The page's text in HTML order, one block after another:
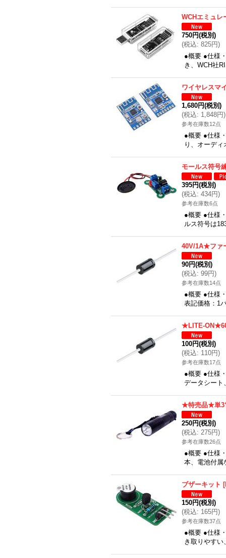
WCHエミュレ
750円(税別)
(税込: 825円)
●概要 ●仕様
き、WCH社
ワイヤレスマ
1,680円(税別)
(税込: 1,848円)
参考在庫数12点
●概要 ●仕様
り、オーデ
モールス符号
395円(税別)
(税込: 434円)
参考在庫数6点
●概要 ●仕様
ルス符号は
40V/1A★ファ
90円(税別)
(税込: 99円)
参考在庫数14点
●概要 ●仕様
表記価格：1
★LITE-
100円(税別)
(税込: 110円)
参考在庫数17点
●概要 ●仕様
データシー
★特売品★単3
250円(税別)
(税込: 275円)
参考在庫数26点
●概要 ●仕様
本、電池付
ブザーキット [
150円(税別)
(税込: 165円)
参考在庫数37点
●概要 ●仕様
き取りやす